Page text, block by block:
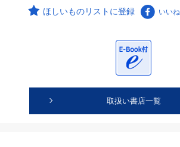
ほしいものリストに登録 いいね
取扱い書店一覧